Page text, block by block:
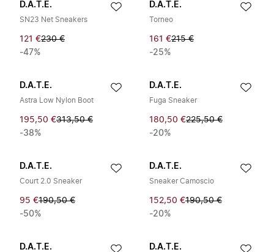
D.A.T.E.
SN23 Net Sneakers
121 €230 €
-47%
D.A.T.E.
Torneo
161 €215 €
-25%
D.A.T.E.
Astra Low Nylon Boot
195,50 €313,50 €
-38%
D.A.T.E.
Fuga Sneaker
180,50 €225,50 €
-20%
D.A.T.E.
Court 2.0 Sneaker
95 €190,50 €
-50%
D.A.T.E.
Sneaker Camoscio
152,50 €190,50 €
-20%
D.A.T.E. D.A.T.E.